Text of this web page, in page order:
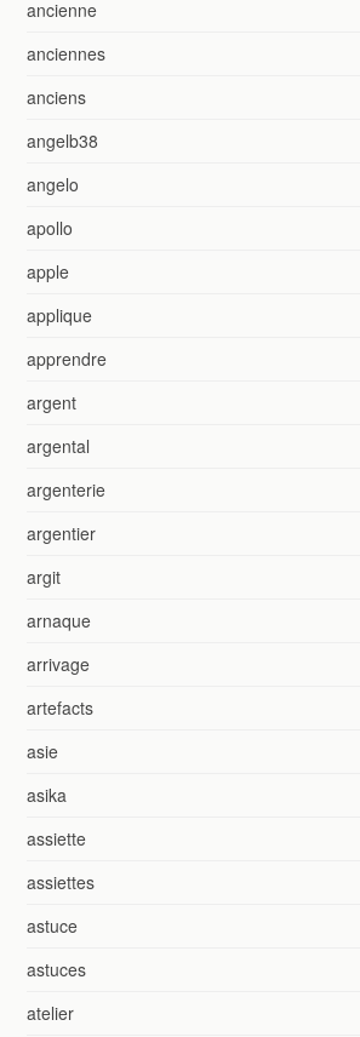
ancienne
anciennes
anciens
angelb38
angelo
apollo
apple
applique
apprendre
argent
argental
argenterie
argentier
argit
arnaque
arrivage
artefacts
asie
asika
assiette
assiettes
astuce
astuces
atelier